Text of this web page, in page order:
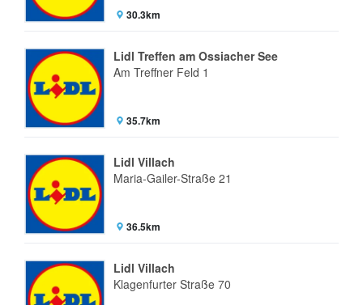
30.3km
Lidl Treffen am Ossiacher See
Am Treffner Feld 1
35.7km
Lidl Villach
Maria-Gailer-Straße 21
36.5km
Lidl Villach
Klagenfurter Straße 70